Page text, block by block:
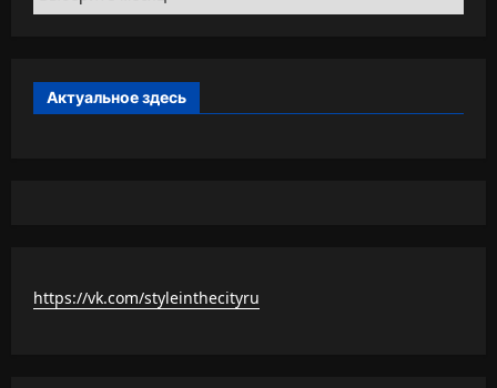
Актуальное здесь
https://vk.com/styleinthecityru